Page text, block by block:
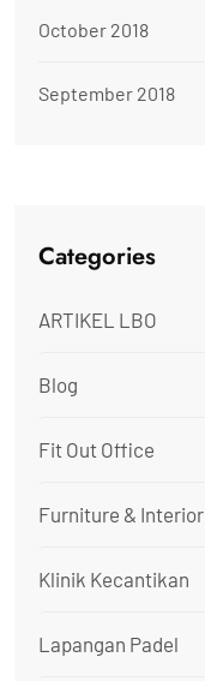
October 2018
September 2018
Categories
ARTIKEL LBO
Blog
Fit Out Office
Furniture & Interior
Klinik Kecantikan
Lapangan Padel